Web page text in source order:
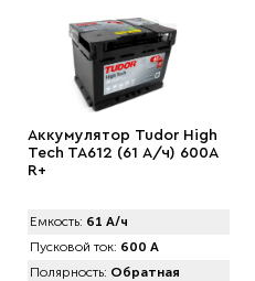
Аккумулятор Tudor High
Tech TA612 (61 А/ч) 600A
R+
Емкость: 61 А/ч
Пусковой ток: 600 А
Полярность: Обратная